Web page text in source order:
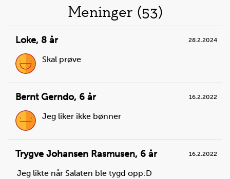
over
oppskrifter
Steg1
Les på pakken og finn ut hvor lenge risen skal koke.
Meninger (53)
Loke, 8 år 28.2.2024
Skal prøve
Bernt Gerndo, 6 år 16.2.2022
Jeg liker ikke bønner
Trygve Johansen Rasmusen, 6 år 16.2.2022
Jeg likte når Salaten ble tygd opp:D